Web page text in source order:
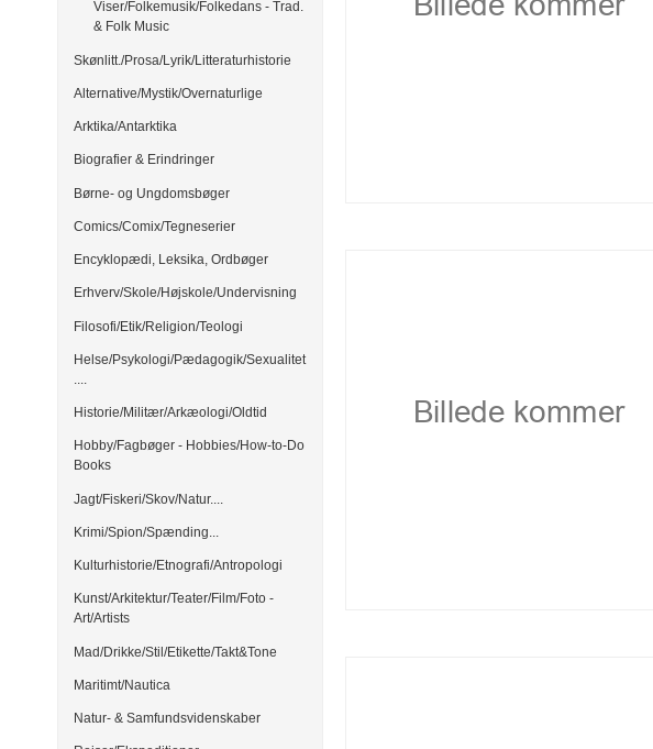
Viser/Folkemusik/Folkedans - Trad.
& Folk Music
Skønlitt./Prosa/Lyrik/Litteraturhistorie
Alternative/Mystik/Overnaturlige
Arktika/Antarktika
Biografier & Erindringer
Børne- og Ungdomsbøger
Comics/Comix/Tegneserier
Encyklopædi, Leksika, Ordbøger
Erhverv/Skole/Højskole/Undervisning
Filosofi/Etik/Religion/Teologi
Helse/Psykologi/Pædagogik/Sexualitet
....
Historie/Militær/Arkæologi/Oldtid
Hobby/Fagbøger - Hobbies/How-to-Do
Books
Jagt/Fiskeri/Skov/Natur....
Krimi/Spion/Spænding...
Kulturhistorie/Etnografi/Antropologi
Kunst/Arkitektur/Teater/Film/Foto -
Art/Artists
Mad/Drikke/Stil/Etikette/Takt&Tone
Maritimt/Nautica
Natur- & Samfundsvidenskaber